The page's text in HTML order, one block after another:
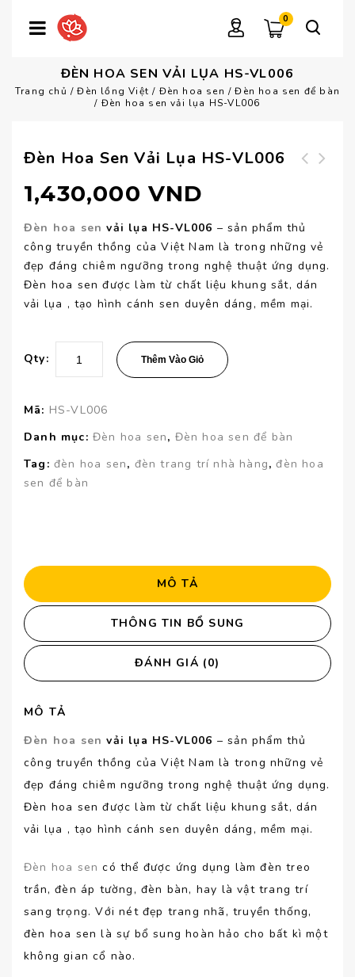
0
ĐÈN HOA SEN VẢI LỤA HS-VL006
Trang chủ /Đèn lồng Việt / Đèn hoa sen /Đèn hoa sen để bàn
/ Đèn hoa sen vải lụa HS-VL006
Đèn Hoa Sen Vải Lụa HS-VL006
1,430,000 VND
Đèn hoa sen vải lụa HS-VL006 – sản phẩm thủ
công truyền thồng của Việt Nam là trong những vẻ
đẹp đáng chiêm ngưỡng trong nghệ thuật ứng dụng.
Đèn hoa sen được làm từ chất liệu khung sắt, dán
vải lụa , tạo hình cánh sen duyên dáng, mềm mại.
Qty: Thêm Vào Giỏ
Mã: HS-VL006
Danh mục: Đèn hoa sen, Đèn hoa sen để bàn
Tag: đèn hoa sen, đèn trang trí nhà hàng,đèn hoa
sen để bàn
MÔ TẢ
THÔNG TIN BỔ SUNG
ĐÁNH GIÁ (0)
MÔ TẢ
Đèn hoa sen vải lụa HS-VL006 – sản phẩm thủ
công truyền thồng của Việt Nam là trong những vẻ
đẹp đáng chiêm ngưỡng trong nghệ thuật ứng dụng.
Đèn hoa sen được làm từ chất liệu khung sắt, dán
vải lụa , tạo hình cánh sen duyên dáng, mềm mại.
Đèn hoa sen có thể được ứng dụng làm đèn treo
trần, đèn áp tường, đèn bàn, hay là vật trang trí
sang trọng. Với nét đẹp trang nhã, truyền thống,
đèn hoa sen là sự bổ sung hoàn hảo cho bất kì một
không gian cổ nào.